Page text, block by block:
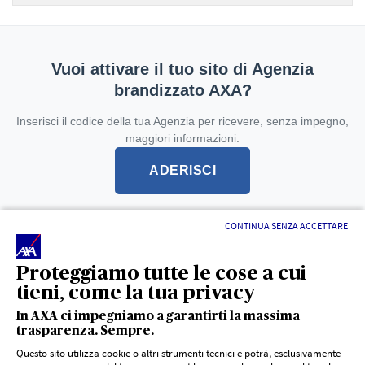
Proteggiamo tutte le cose a cui
tieni, come la tua privacy
In AXA ci impegniamo a garantirti la massima
trasparenza. Sempre.
Questo sito utilizza cookie o altri strumenti tecnici e potrà, esclusivamente
CONTINUA SENZA ACCETTARE
Vuoi attivare il tuo sito di Agenzia
brandizzato AXA?
Inserisci il codice della tua Agenzia per ricevere, senza impegno,
maggiori informazioni.
ADERISCI
L'intermediario è soggetto alla vigilanza dell'IVASS -
registro unico degli intermediari